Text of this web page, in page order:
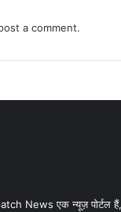
a comment.
News एक न्यूज़ पोर्टल